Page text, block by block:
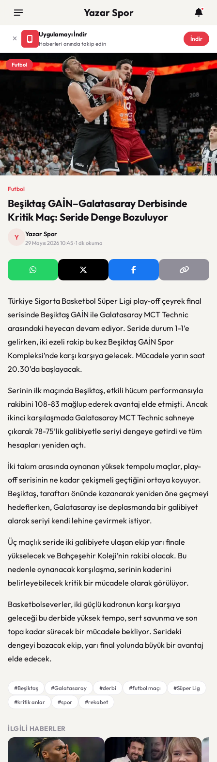
Yazar Spor
Uygulamayı İndir
Haberleri anında takip edin
İndir
Futbol
Futbol
Beşiktaş GAİN–Galatasaray Derbisinde
Kritik Maç: Seride Denge Bozuluyor
Y Yazar Spor
29 Mayıs 2026 10:45 · 1 dk okuma
Türkiye Sigorta Basketbol Süper Ligi play-off çeyrek final
serisinde Beşiktaş GAİN ile Galatasaray MCT Technic
arasındaki heyecan devam ediyor. Seride durum 1-1’e
gelirken, iki ezeli rakip bu kez Beşiktaş GAİN Spor
Kompleksi’nde karşı karşıya gelecek. Mücadele yarın saat
20.30’da başlayacak.
Serinin ilk maçında Beşiktaş, etkili hücum performansıyla
rakibini 108-83 mağlup ederek avantaj elde etmişti. Ancak
ikinci karşılaşmada Galatasaray MCT Technic sahneye
çıkarak 78-75’lik galibiyetle seriyi dengeye getirdi ve tüm
hesapları yeniden açtı.
İki takım arasında oynanan yüksek tempolu maçlar, play-
off serisinin ne kadar çekişmeli geçtiğini ortaya koyuyor.
Beşiktaş, taraftarı önünde kazanarak yeniden öne geçmeyi
hedeflerken, Galatasaray ise deplasmanda bir galibiyet
alarak seriyi kendi lehine çevirmek istiyor.
Üç maçlık seride iki galibiyete ulaşan ekip yarı finale
yükselecek ve Bahçeşehir Koleji’nin rakibi olacak. Bu
nedenle oynanacak karşılaşma, serinin kaderini
belirleyebilecek kritik bir mücadele olarak görülüyor.
Basketbolseverler, iki güçlü kadronun karşı karşıya
geleceği bu derbide yüksek tempo, sert savunma ve son
topa kadar sürecek bir mücadele bekliyor. Serideki
dengeyi bozacak ekip, yarı final yolunda büyük bir avantaj
elde edecek.
#Beşiktaş #Galatasaray #derbi #futbol maçı
#Süper Lig
#kritik anlar
#spor #rekabet
İLGILI HABERLER